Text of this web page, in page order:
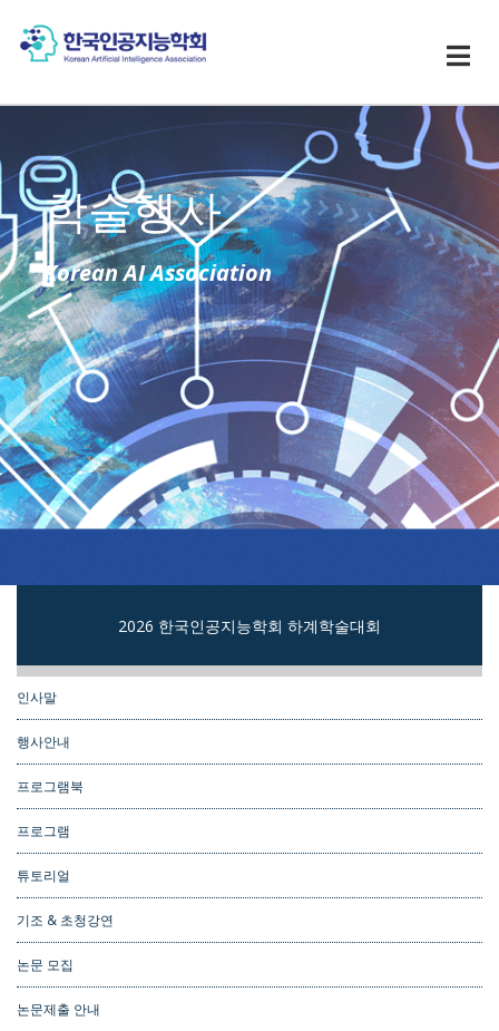
학술행사
Korean AI Association
2026 한국인공지능학회 하계학술대회
인사말
행사안내
프로그램북
프로그램
튜토리얼
기조 & 초청강연
논문 모집
논문제출 안내